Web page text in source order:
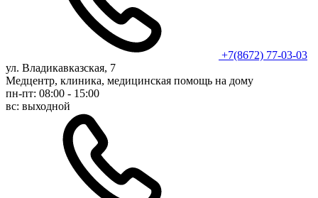
+7(8672) 77-03-03
ул. Владикавказская, 7
Медцентр, клиника, медицинская помощь на дому
пн-пт: 08:00 - 15:00
вс: выходной